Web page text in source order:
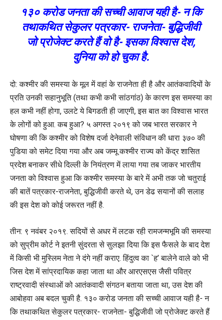
१३० करोड जनता की सच्ची आवाज यही है- न कि
तथाकथित सेकुलर पत्रकार- राजनेता- बुद्धिजीवी
जो प्रोजेक्ट करते हैं वो है- इसका विश्वास देश,
दुनिया को हो चुका है.
दो: कश्मीर की समस्या के मूल में वहां के राजनेता ही है और आतंकवादियों के
प्रति उनकी सहानुभूति (तथा कभी कभी सांठगांठ) के कारण इस समस्या का
हल कभी नहीं होगा, उलटे ये बिगडती ही जाएगी, इस बात का विश्वास भारत
के लोगों को हुआ. कब हुआ? ५ अगस्त २०१९ को जब भारत सरकार ने
घोषणा की कि कश्मीर को विशेष दर्जा देनेवाली संविधान की धारा ३७० की
पुडिया को समेट दिया गया और अब जम्मू कश्मीर राज्य को केंद्र शासित
प्रदेश बनाकर सीधे दिल्ली के नियंत्रण में लाया गया तब जाकर भारतीय
जनता को विश्वास हुआ कि कश्मीर समस्या के बारे में अभी तक जो चतुराई
की बातें पत्रकार-राजनेता, बुद्धिजीवी करते थे, उन डेढ सयानों की सलाह
की इस देश को कोई जरूरत नहीं है.
तीन: ९ नवंबर २०१९. सदियों से अधर में लटक रही रामजन्मभूमि की समस्या
को सुप्रीम कोर्ट ने इतनी सुंदरता से सुलझा दिया कि इस फैसले के बाद देश
में किसी भी मुस्लिम नेता ने दंगे नहीं कराए. हिंदुत्व का `ह’ बालेने वाले को भी
जिस देश में सांप्रदायिक कहा जाता था और आरएसएस जैसी पवित्र
राष्ट्रवादी संस्थाओं को आतंकवादी संगठन बताया जाता था, उस देश की
आबोहवा अब बदल चुकी है. १३० करोड जनता की सच्ची आवाज यही है- न
कि तथाकथित सेकुलर पत्रकार- राजनेता- बुद्धिजीवी जो प्रोजेक्ट करते हैं